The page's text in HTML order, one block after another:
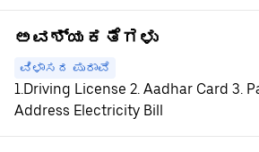
ಅವಶ್ಯಕತೆಗಳು
ವಿಳಾಸದ ಪುರಾವೆ
1.Driving License 2. Aadhar Card 3.
Address Electricity Bill